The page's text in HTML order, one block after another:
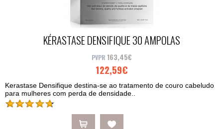
KÉRASTASE DENSIFIQUE 30 AMPOLAS
163,45€
122,59€
Kerastase Densifique destina-se ao tratamento de couro cabeludo
para mulheres com perda de densidade..